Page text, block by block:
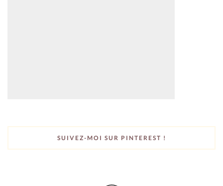
SUIVEZ-MOI SUR PINTEREST !